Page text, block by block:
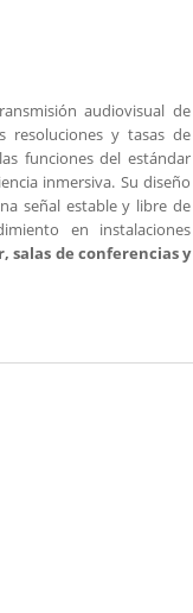
audiovisual de
resoluciones y tasas de
funciones del estándar
inmersiva. Su diseño
señal estable y libre de
en instalaciones
salas de conferencias y